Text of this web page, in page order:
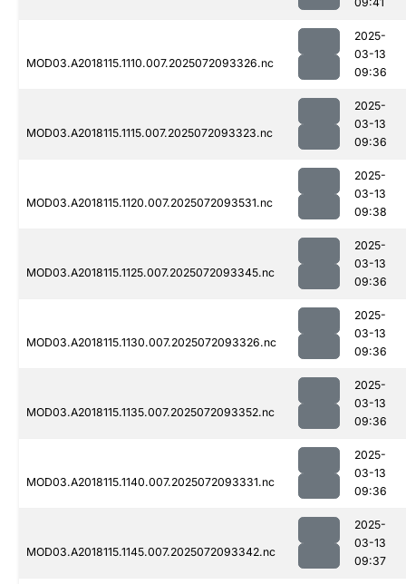
MOD03.A2018115.1110.007.2025072093326.nc
2025-
03-13
09:36
MOD03.A2018115.1115.007.2025072093323.nc
2025-
03-13
09:36
MOD03.A2018115.1120.007.2025072093531.nc
2025-
03-13
09:38
MOD03.A2018115.1125.007.2025072093345.nc
2025-
03-13
09:36
MOD03.A2018115.1130.007.2025072093326.nc
2025-
03-13
09:36
MOD03.A2018115.1135.007.2025072093352.nc
2025-
03-13
09:36
MOD03.A2018115.1140.007.2025072093331.nc
2025-
03-13
09:36
MOD03.A2018115.1145.007.2025072093342.nc
2025-
03-13
09:37